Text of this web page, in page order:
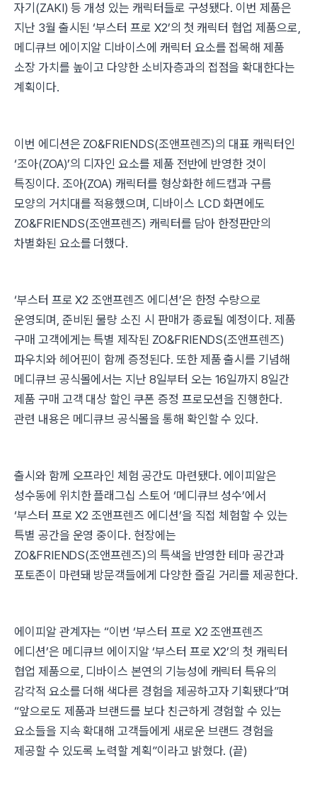
자기(ZAKI) 등 개성 있는 캐릭터들로 구성됐다. 이번 제품은
지난 3월 출시된 ‘부스터 프로 X2’의 첫 캐릭터 협업 제품으로,
메디큐브 에이지알 디바이스에 캐릭터 요소를 접목해 제품
소장 가치를 높이고 다양한 소비자층과의 접점을 확대한다는
계획이다.
이번 에디션은 ZO&FRIENDS(조앤프렌즈)의 대표 캐릭터인
‘조아(ZOA)’의 디자인 요소를 제품 전반에 반영한 것이
특징이다. 조아(ZOA) 캐릭터를 형상화한 헤드캡과 구름
모양의 거치대를 적용했으며, 디바이스 LCD 화면에도
ZO&FRIENDS(조앤프렌즈) 캐릭터를 담아 한정판만의
차별화된 요소를 더했다.
‘부스터 프로 X2 조앤프렌즈 에디션’은 한정 수량으로
운영되며, 준비된 물량 소진 시 판매가 종료될 예정이다. 제품
구매 고객에게는 특별 제작된 ZO&FRIENDS(조앤프렌즈)
파우치와 헤어핀이 함께 증정된다. 또한 제품 출시를 기념해
메디큐브 공식몰에서는 지난 8일부터 오는 16일까지 8일간
제품 구매 고객 대상 할인 쿠폰 증정 프로모션을 진행한다.
관련 내용은 메디큐브 공식몰을 통해 확인할 수 있다.
출시와 함께 오프라인 체험 공간도 마련됐다. 에이피알은
성수동에 위치한 플래그십 스토어 ‘메디큐브 성수’에서
‘부스터 프로 X2 조앤프렌즈 에디션’을 직접 체험할 수 있는
특별 공간을 운영 중이다. 현장에는
ZO&FRIENDS(조앤프렌즈)의 특색을 반영한 테마 공간과
포토존이 마련돼 방문객들에게 다양한 즐길 거리를 제공한다.
에이피알 관계자는 “이번 ‘부스터 프로 X2 조앤프렌즈
에디션’은 메디큐브 에이지알 ‘부스터 프로 X2’의 첫 캐릭터
협업 제품으로, 디바이스 본연의 기능성에 캐릭터 특유의
감각적 요소를 더해 색다른 경험을 제공하고자 기획됐다”며
“앞으로도 제품과 브랜드를 보다 친근하게 경험할 수 있는
요소들을 지속 확대해 고객들에게 새로운 브랜드 경험을
제공할 수 있도록 노력할 계획”이라고 밝혔다. (끝)